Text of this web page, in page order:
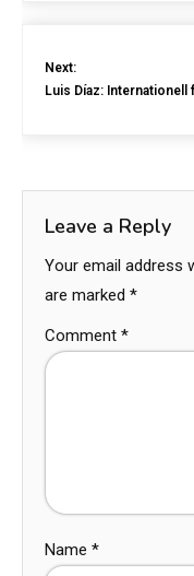
Next:
Luis Díaz: Internationell
Leave a Reply
Your email address
are marked *
Comment *
Name *